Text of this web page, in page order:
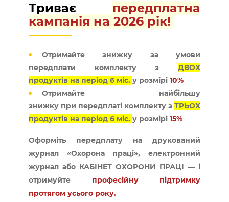
Триває передплатна
кампанія на 2026 рік!
Отримайте знижку за умови
передплати комплекту зДВОХ
продуктів на період 6 міс. у розмірі 10%
Отримайте найбільшу
знижку при передплаті комплекту зТРЬОХ
продуктів на період 6 міс. у розмірі 15%
Оформіть передплату на друкований
журнал «Охорона праці», електронний
журнал або КАБІНЕТ ОХОРОНИ ПРАЦІ — і
отримуйте професійну підтримку
протягом усього року.